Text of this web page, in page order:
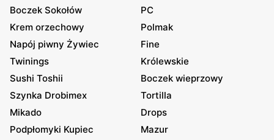
Boczek Sokołów
PC
Krem orzechowy
Polmak
Napój piwny Żywiec
Fine
Twinings
Królewskie
Sushi Toshii
Boczek wieprzowy
Szynka Drobimex
Tortilla
Mikado
Drops
Podpłomyki Kupiec
Mazur